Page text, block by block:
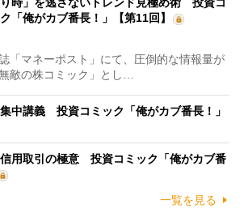
「俺がカブ番長！」【第11回】
「マネーポスト」にて、圧倒的な情報量が
敵の株コミック」とし…
中講義 投資コミック「俺がカブ番長！」
用取引の極意 投資コミック「俺がカブ番
一覧を見る